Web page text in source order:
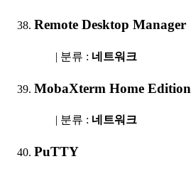
Remote Desktop Manager
| 분류 : 네트워크
MobaXterm Home Edition
| 분류 : 네트워크
PuTTY